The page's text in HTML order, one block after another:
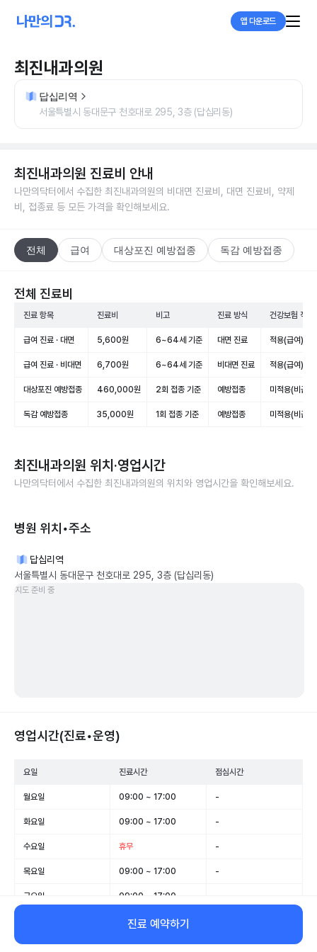
앱 다운로드
최진내과의원
답십리역
서울특별시 동대문구 천호대로 295, 3층 (답십리동)
최진내과의원 진료비 안내
나만의닥터에서 수집한 최진내과의원의 비대면 진료비, 대면 진료비, 약제
비, 접종료 등 모든 가격을 확인해보세요.
전체 급여 대상포진 예방접종 독감 예방접종
전체 진료비
진료 항목 진료비 비고 진료 방식 건강보험 적용
급여 진료 · 대면 5,600원 6~64세 기준 대면 진료 적용(급여)
급여 진료 · 비대면 6,700원 6~64세 기준 비대면 진료 적용(급여)
대상포진 예방접종 460,000원 2회 접종 기준 예방접종 미적용(비급여)
독감 예방접종 35,000원 1회 접종 기준 예방접종 미적용(비급여)
최진내과의원 위치·영업시간
나만의닥터에서 수집한 최진내과의원의 위치와 영업시간을 확인해보세요.
병원 위치•주소
답십리역
서울특별시 동대문구 천호대로 295, 3층 (답십리동)
지도 준비 중
영업시간(진료•운영)
요일 진료시간 점심시간
월요일 09:00 ~ 17:00 -
화요일 09:00 ~ 17:00 -
수요일 휴무 -
목요일 09:00 ~ 17:00 -
금요일 09:00 ~ 17:00
09:00 ~ 12:00
일요일 휴무 -
진료 예약하기